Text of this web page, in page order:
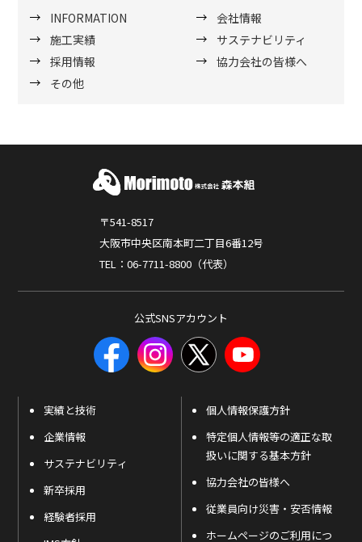
INFORMATION
会社情報
施工実績
サステナビリティ
採用情報
協力会社の皆様へ
その他
〒541-8517
大阪市中央区南本町二丁目6番12号
TEL：06-7711-8800（代表）
公式SNSアカウント
実績と技術
企業情報
サステナビリティ
新卒採用
経験者採用
個人情報保護方針
特定個人情報等の適正な取
扱いに関する基本方針
協力会社の皆様へ
従業員向け災害・安否情報
ホームページのご利用につ